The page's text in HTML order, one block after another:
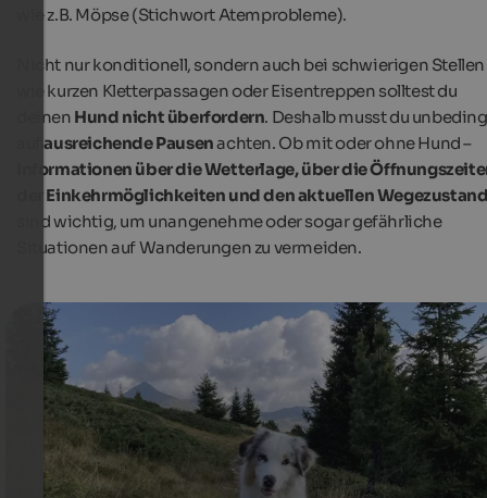
wie z.B. Möpse (Stichwort Atemprobleme).
Nicht nur konditionell, sondern auch bei schwierigen Stellen
wie kurzen Kletterpassagen oder Eisentreppen solltest du
deinen Hund nicht überfordern. Deshalb musst du
aufausreichende Pausenachten. Ob mit oder ohne Hund –
Informationen über die Wetterlage, über die
der Einkehrmöglichkeiten und den aktuellen
sind wichtig, um unangenehme oder sogar gefährliche
Situationen auf Wanderungen zu vermeiden.